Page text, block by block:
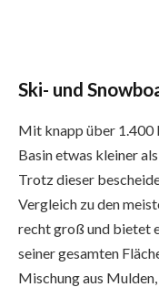
Ski- und
Mit knapp über 1.400
Basin etwas kleiner
Trotz dieser
Vergleich zu den
recht groß und bietet
seiner gesamten
Mischung aus